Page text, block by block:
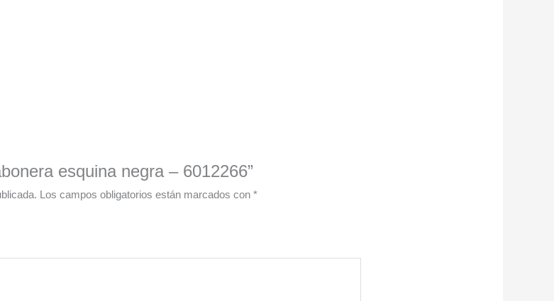
esquina negra – 6012266”
Los campos obligatorios están marcados con*